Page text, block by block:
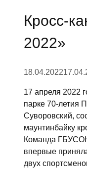
Кросс-
2022»
18.04.2022
17 апреля 2022
парке 70-летия
Суворовский,
маунтинбайку
Команда
впервые
двух